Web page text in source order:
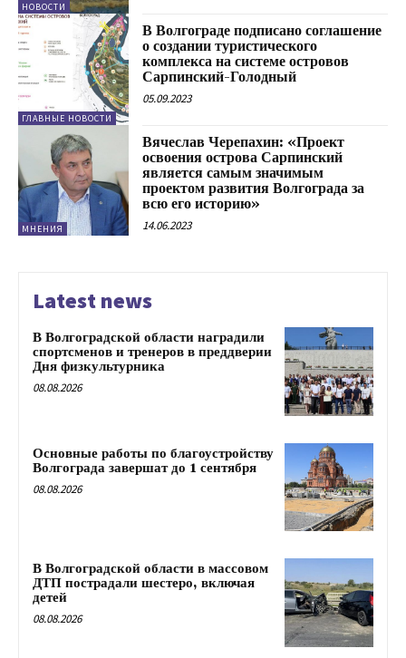
НОВОСТИ
ГЛАВНЫЕ НОВОСТИ
В Волгограде подписано соглашение
о создании туристического
комплекса на системе островов
Сарпинский-Голодный
05.09.2023
МНЕНИЯ
Вячеслав Черепахин: «Проект
освоения острова Сарпинский
является самым значимым
проектом развития Волгограда за
всю его историю»
14.06.2023
Latest news
В Волгоградской области наградили
спортсменов и тренеров в преддверии
Дня физкультурника
08.08.2026
Основные работы по благоустройству
Волгограда завершат до 1 сентября
08.08.2026
В Волгоградской области в массовом
ДТП пострадали шестеро, включая
детей
08.08.2026